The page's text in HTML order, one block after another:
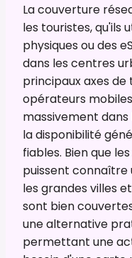
La couverture
les touristes, qu'ils
physiques ou des
dans les centres
principaux axes
opérateurs
massivement
la disponibilité
fiables. Bien que
puissent connaître
les grandes villes
sont bien
une alternative
permettant une